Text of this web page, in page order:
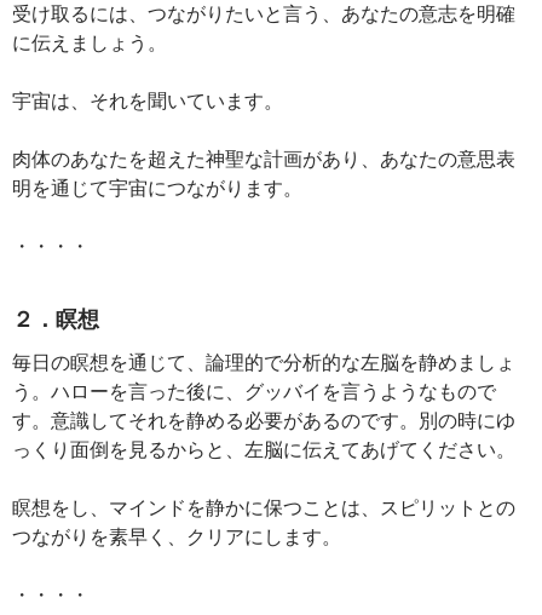
受け取るには、つながりたいと言う、あなたの意志を明確
に伝えましょう。
宇宙は、それを聞いています。
肉体のあなたを超えた神聖な計画があり、あなたの意思表
明を通じて宇宙につながります。
・・・・
２．瞑想
毎日の瞑想を通じて、論理的で分析的な左脳を静めましょ
う。ハローを言った後に、グッバイを言うようなもので
す。意識してそれを静める必要があるのです。別の時にゆ
っくり面倒を見るからと、左脳に伝えてあげてください。
瞑想をし、マインドを静かに保つことは、スピリットとの
つながりを素早く、クリアにします。
・・・・